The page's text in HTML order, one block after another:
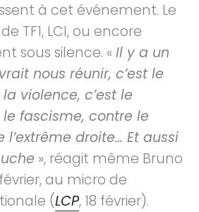
à cet événement. Le
TF1, LCI, ou encore
sous silence. « Il y a un
nous réunir, c’est le
violence, c’est le
fascisme, contre le
l’extrême droite… Et aussi
», réagit même Bruno
au micro de
(LCP, 18 février).